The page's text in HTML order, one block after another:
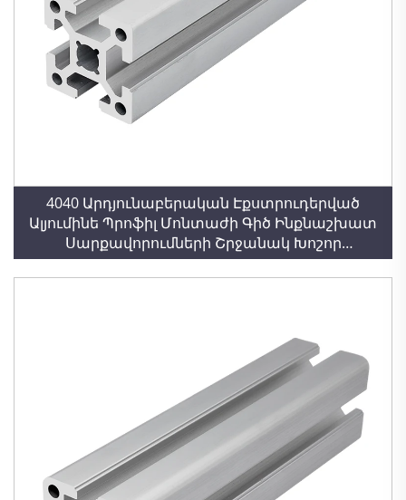
4040 Արդյունաբերական Էքստրուդերված
Ալյումինե Պրոֆիլ Մոնտաժի Գիծ Ինքնաշխատ
Սարքավորումների Շրջանակ Խոշոր
Արդյունաբերական Ալյումինե Միշր Պրոֆիլներ